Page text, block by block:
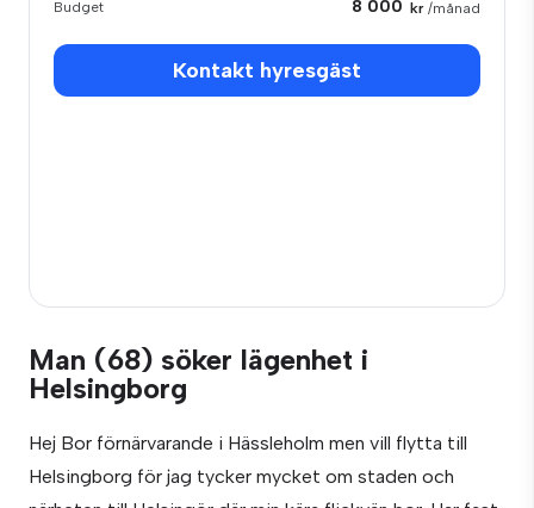
Budget 8 000 kr /månad
Kontakt hyresgäst
Man (68) söker lägenhet i
Helsingborg
Hej Bor förnärvarande i Hässleholm men vill flytta till
Helsingborg för jag tycker mycket om staden och